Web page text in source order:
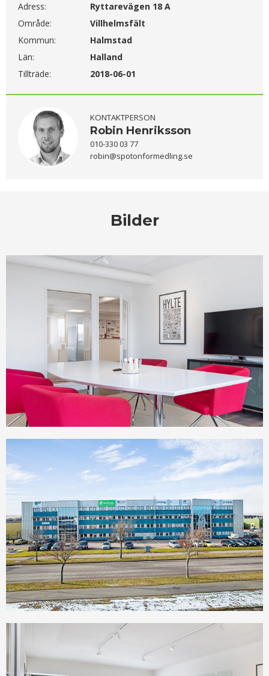
Adress:
Ryttarevägen 18 A
Område:
Villhelmsfält
Kommun:
Halmstad
Län:
Halland
Tillträde:
2018-06-01
KONTAKTPERSON
Robin Henriksson
010-330 03 77
robin@spotonformedling.se
Bilder